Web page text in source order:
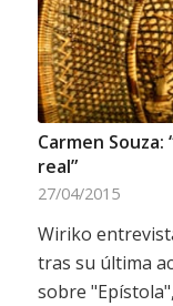
Carmen
real”
27/04/2015
Wiriko
tras su última
sobre